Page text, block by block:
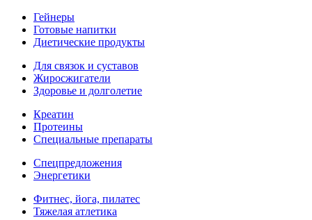
Гейнеры
Готовые напитки
Диетические продукты
Для связок и суставов
Жиросжигатели
Здоровье и долголетие
Креатин
Протеины
Специальные препараты
Спецпредложения
Энергетики
Фитнес, йога, пилатес
Тяжелая атлетика